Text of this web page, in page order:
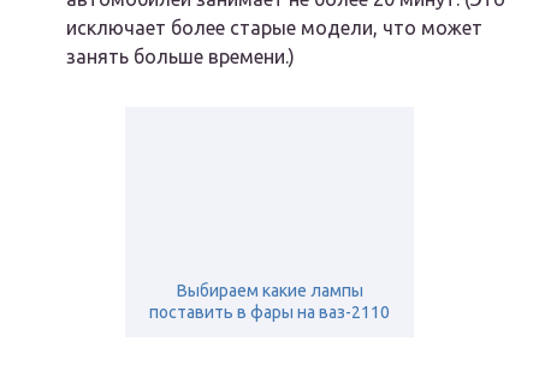
исключает более старые модели, что может
занять больше времени.)
Выбираем какие лампы
поставить в фары на ваз-2110